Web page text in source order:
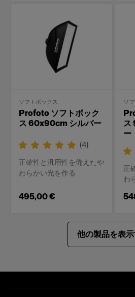
ソフトボックス
Profoto ソフトボック
ス 60x90cm シルバー
(4)
正確性と汎用性を備えたや
わらかい光を作る
495,00 €
ソ
ス
ー
正
わ
他の製品を表